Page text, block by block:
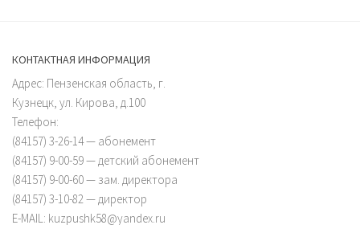
КОНТАКТНАЯ ИНФОРМАЦИЯ
Адрес: Пензенская область, г.
Кузнецк, ул. Кирова, д.100
Телефон:
(84157) 3-26-14 — абонемент
(84157) 9-00-59 — детский абонемент
(84157) 9-00-60 — зам. директора
(84157) 3-10-82 — директор
E-MAIL: kuzpushk58@yandex.ru